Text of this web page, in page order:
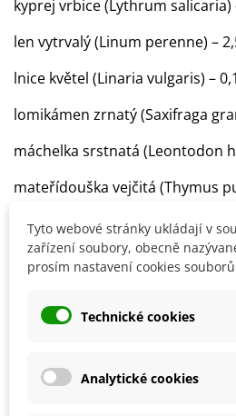
kyprej vrbice (Lythrum salicaria)
len vytrvalý (Linum
lnice květel (Linaria vulgaris) – 0,1
lomikámen zrnatý (Saxifraga
máchelka srstnatá (Leontodon
mateřídouška vejčitá (Thymus
mochna stříbrná (Potentilla
mydlice lékařská (Saponaria
pilát lékařský (Anchusa
Tyto webové stránky ukládají v
zařízení soubory, obecně
prosím nastavení cookies
Technické cookies
Analytické cookies